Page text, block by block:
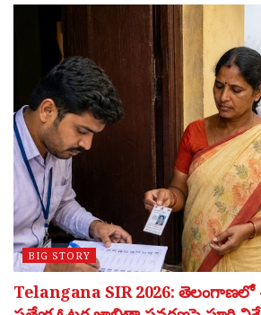
BIG STORY
Telangana SIR 2026: తెలంగాణలో